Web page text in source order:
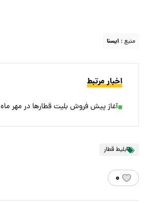
منبع : ايسنا
اخبار مرتبط
آغاز پیش فروش بلیت قطارها در مهر ماه
بلیط قطار
۰